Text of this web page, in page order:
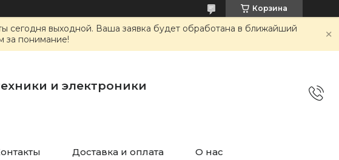
Корзина
сегодня выходной. Ваша заявка будет обработана в ближайший
за понимание!
и электроники
Доставка и оплата О нас